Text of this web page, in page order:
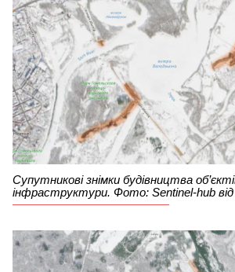
Супутникові знімки будівництва
інфраструктури. Фото: Sentinel-hub від